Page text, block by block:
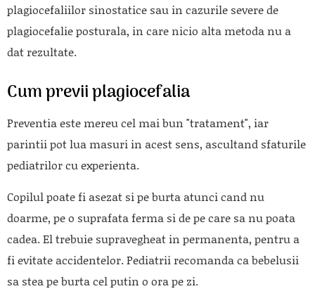
plagiocefaliilor sinostatice sau in cazurile severe de
plagiocefalie posturala, in care nicio alta metoda nu a
dat rezultate.
Cum previi plagiocefalia
Preventia este mereu cel mai bun "tratament", iar
parintii pot lua masuri in acest sens, ascultand sfaturile
pediatrilor cu experienta.
Copilul poate fi asezat si pe burta atunci cand nu
doarme, pe o suprafata ferma si de pe care sa nu poata
cadea. El trebuie supravegheat in permanenta, pentru a
fi evitate accidentelor. Pediatrii recomanda ca bebelusii
sa stea pe burta cel putin o ora pe zi.